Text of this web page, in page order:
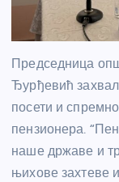
Председница
Ђурђевић
посети и
пензионера.
наше државе и
њихове захтеве